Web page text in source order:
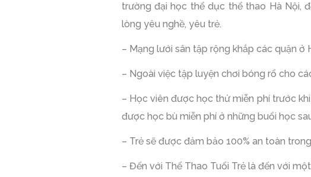
trường đại học thể dục thể thao Hà Nội,
lòng yêu nghề, yêu trẻ.
– Mạng lưới sân tập rộng khắp các quận
– Ngoài việc tập luyện chơi bóng rổ cho
– Học viên được học thử miễn phí trước
được học bù miễn phí ở những buổi học
– Trẻ sẽ được đảm bảo 100% an toàn
– Đến với Thể Thao Tuổi Trẻ là đến với